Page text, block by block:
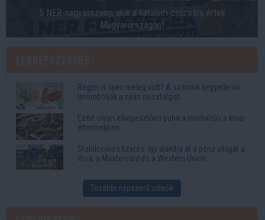
5 NER-nagyasszony, akik a hatalom csúcsára értek
Magyarországon!
Régen is ilyen meleg volt? A számok kegyetlenül
lerombolják a nyári nosztalgiát
Ezért olyan elképesztően puha a marhahús a kínai
éttermekben
Stabilcoinos fizetés: így alakítja át a pénz világát a
Visa, a Mastercard és a Western Union
További népszerű videók